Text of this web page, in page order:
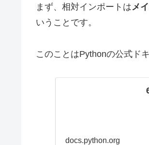
まず、相対インポートはメ
いうことです。
このことはPythonの公式ド
docs.python.org